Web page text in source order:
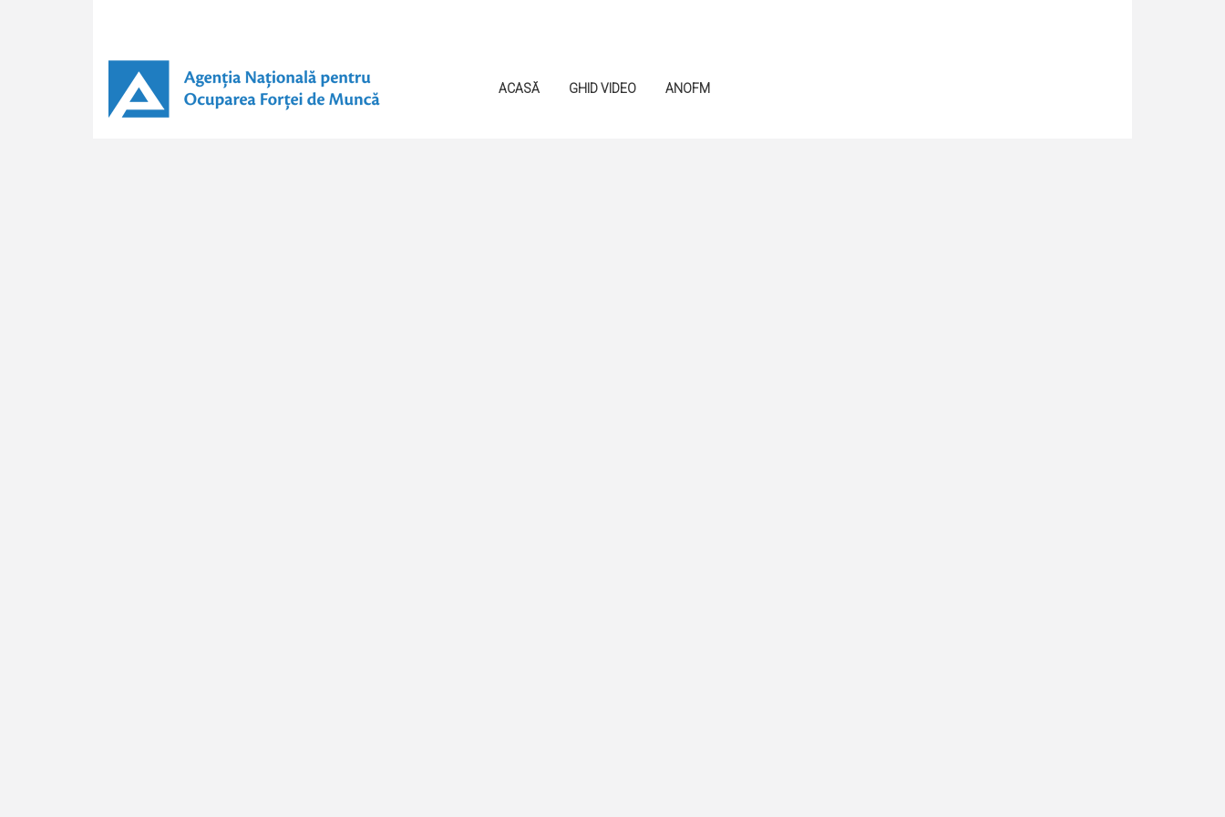
ACASĂ GHID VIDEO ANOFM